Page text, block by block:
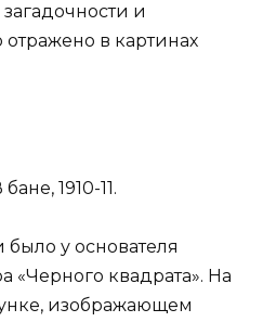
и
отражено в картинах
1910-11.
у основателя
«Черного квадрата». На
изображающем